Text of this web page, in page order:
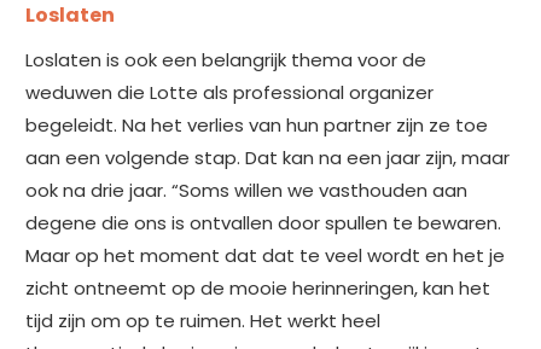
Loslaten
Loslaten is ook een belangrijk thema voor de
weduwen die Lotte als professional organizer
begeleidt. Na het verlies van hun partner zijn ze toe
aan een volgende stap. Dat kan na een jaar zijn, maar
ook na drie jaar. “Soms willen we vasthouden aan
degene die ons is ontvallen door spullen te bewaren.
Maar op het moment dat dat te veel wordt en het je
zicht ontneemt op de mooie herinneringen, kan het
tijd zijn om op te ruimen. Het werkt heel